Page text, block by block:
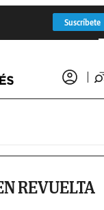
Suscríbete
REVUELTA